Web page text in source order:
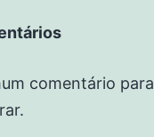
comentário para